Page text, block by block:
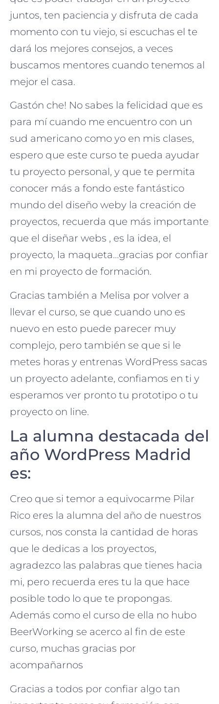
juntos, ten paciencia y disfruta de cada
momento con tu viejo, si escuchas el te
dará los mejores consejos, a veces
buscamos mentores cuando tenemos al
mejor el casa.
Gastón che! No sabes la felicidad que es
para mí cuando me encuentro con un
sud americano como yo en mis clases,
espero que este curso te pueda ayudar
tu proyecto personal, y que te permita
conocer más a fondo este fantástico
mundo del diseño weby la creación de
proyectos, recuerda que más importante
que el diseñar webs , es la idea, el
proyecto, la maqueta…gracias por confiar
en mi proyecto de formación.
Gracias también a Melisa por volver a
llevar el curso, se que cuando uno es
nuevo en esto puede parecer muy
complejo, pero también se que si le
metes horas y entrenas WordPress sacas
un proyecto adelante, confiamos en ti y
esperamos ver pronto tu prototipo o tu
proyecto on line.
La alumna destacada del
año WordPress Madrid
es:
Creo que si temor a equivocarme Pilar
Rico eres la alumna del año de nuestros
cursos, nos consta la cantidad de horas
que le dedicas a los proyectos,
agradezco las palabras que tienes hacia
mi, pero recuerda eres tu la que hace
posible todo lo que te propongas.
Además como el curso de ella no hubo
BeerWorking se acerco al fin de este
curso, muchas gracias por
acompañarnos
Gracias a todos por confiar algo tan